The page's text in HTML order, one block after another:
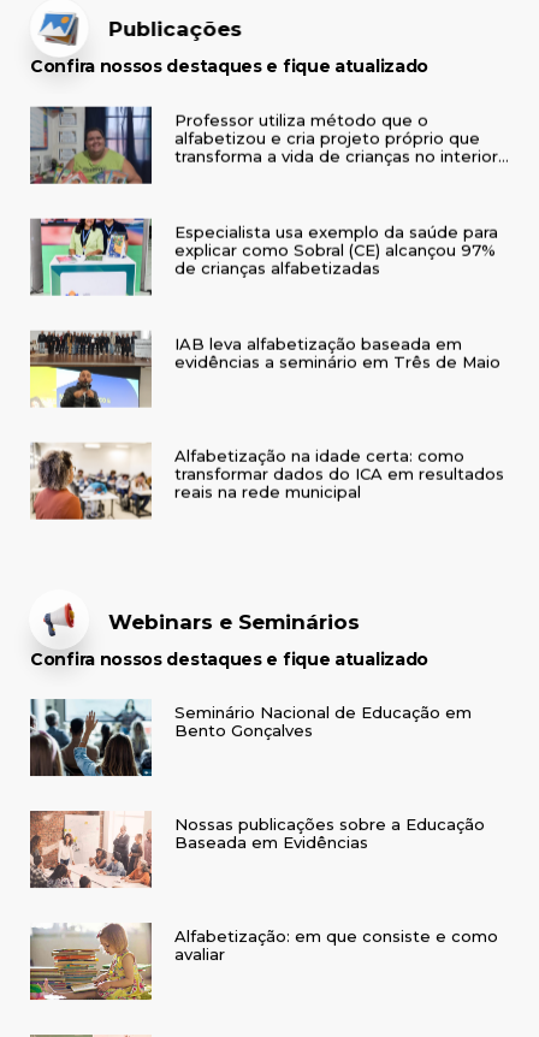
Publicações
Confira nossos destaques e fique atualizado
Professor utiliza método que o
alfabetizou e cria projeto próprio que
transforma a vida de crianças no interior
Especialista usa exemplo da saúde para
explicar como Sobral (CE) alcançou 97%
de crianças alfabetizadas
IAB leva alfabetização baseada em
evidências a seminário em Três de Maio
Alfabetização na idade certa: como
transformar dados do ICA em resultados
reais na rede municipal
Webinars e Seminários
Confira nossos destaques e fique atualizado
Seminário Nacional de Educação em
Bento Gonçalves
Nossas publicações sobre a Educação
Baseada em Evidências
Alfabetização: em que consiste e como
avaliar